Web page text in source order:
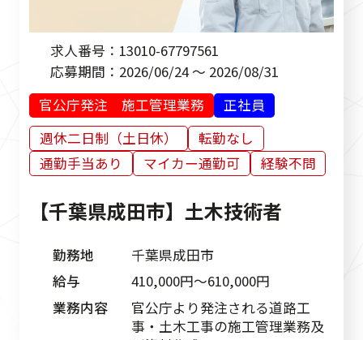
求人番号： 13010-67797561
応募期間： 2026/06/24 ～ 2026/08/31
官公庁発注 施工管理業務
正社員
週休二日制（土日休）
転勤なし
通勤手当あり
マイカー通勤可 経験不問
【千葉県成田市】土木技術者
勤務地
千葉県成田市
給与
410,000円〜610,000円
業務内容
官公庁より発注される道路工
事・土木工事の施工管理業務及